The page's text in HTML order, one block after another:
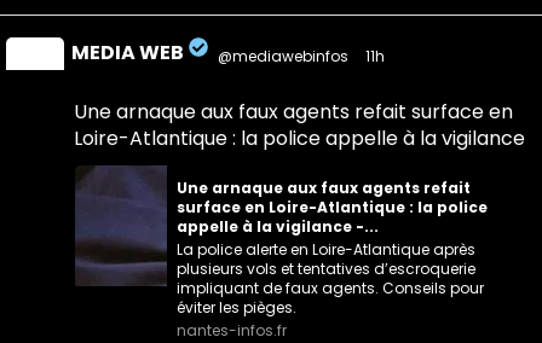
MEDIA WEB @mediawebinfos 11h
Une arnaque aux faux agents refait surface en
Loire-Atlantique : la police appelle à la vigilance
Une arnaque aux faux agents refait
surface en Loire-Atlantique : la police
appelle à la vigilance -...
La police alerte en Loire-Atlantique après
plusieurs vols et tentatives d’escroquerie
impliquant de faux agents. Conseils pour
éviter les pièges.
nantes-infos.fr